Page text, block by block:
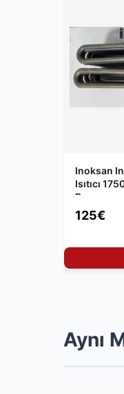
Inoksan
Isıtıcı
Parça
125€
Aynı